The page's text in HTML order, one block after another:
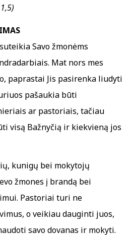
Savo žmonėms
Mat nors mes
paprastai Jis pasirenka liudyti
pašaukia būti
ar pastoriais, tačiau
visą Bažnyčią ir kiekvieną jos
kunigų bei mokytojų
žmones į brandą bei
Pastoriai turi ne
o veikiau dauginti juos,
savo dovanas ir mokyti.